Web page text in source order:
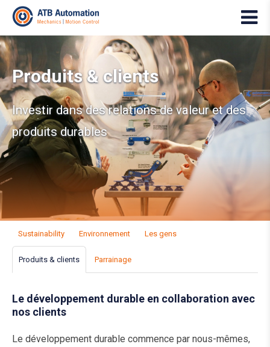
Produits & clients
Investir dans des relations de valeur et des
produits durables
Sustainability Environnement Les gens
Produits & clients Parrainage
Le développement durable en collaboration avec
nos clients
Le développement durable commence par nous-mêmes,